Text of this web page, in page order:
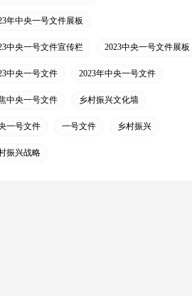
年中央一号文件展板
中央一号文件宣传栏 2023中央一号文件展板
中央一号文件 2023年中央一号文件
中央一号文件 乡村振兴文化墙
一号文件 一号文件 乡村振兴
振兴战略